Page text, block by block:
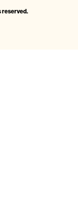
reserved.